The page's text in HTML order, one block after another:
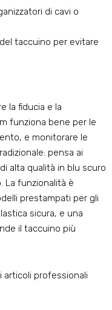
di cavi o
taccuino per evitare
la fiducia e la
funziona bene per le
e monitorare le
pensa ai
alta qualità in blu scuro
La funzionalità è
prestampati per gli
sicura, e una
il taccuino più
articoli professionali